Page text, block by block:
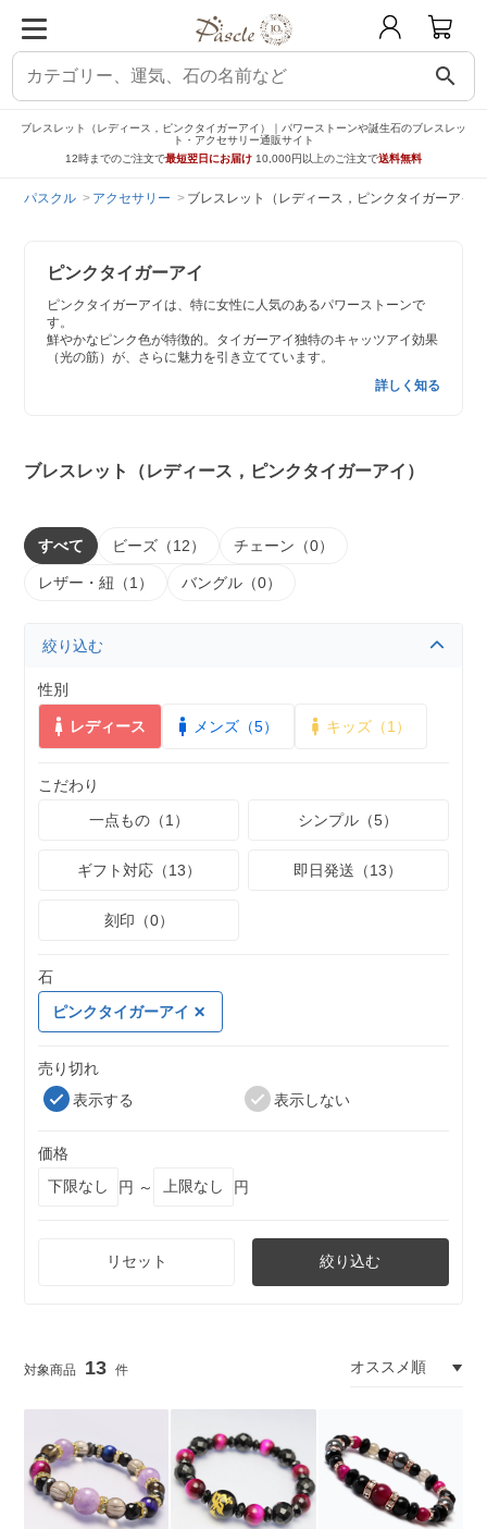
search
ブレスレット（レディース，ピンクタイガーアイ）｜パワーストーンや誕生石のブレスレッ
ト・アクセサリー通販サイト
12時までのご注文で最短翌日にお届け 10,000円以上のご注文で送料無料
パスクル アクセサリー ブレスレット（レディース，ピンクタイガーアイ）
ピンクタイガーアイ
ピンクタイガーアイは、特に女性に人気のあるパワーストーンで
す。
鮮やかなピンク色が特徴的。タイガーアイ独特のキャッツアイ効果
（光の筋）が、さらに魅力を引き立てています。
詳しく知る
ブレスレット（レディース，ピンクタイガーアイ）
すべて ビーズ（12） チェーン（0）
レザー・紐（1） バングル（0）
絞り込む
性別
レディース メンズ（5） キッズ（1）
こだわり
一点もの（1）
シンプル（5）
ギフト対応（13） 即日発送（13）
刻印（0）
石
ピンクタイガーアイ
売り切れ
表示する
表示しない
価格
円 ～
円
リセット 絞り込む
13